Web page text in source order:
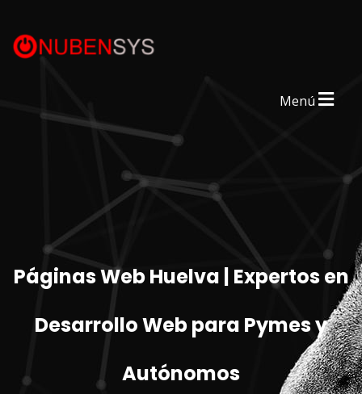
Menú
Páginas Web Huelva | Expertos en
Desarrollo Web para Pymes y
Autónomos